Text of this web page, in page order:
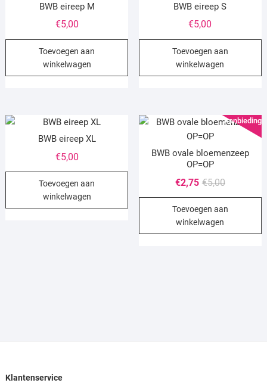
BWB eireep M
€5,00
Toevoegen aan
winkelwagen
BWB eireep S
€5,00
Toevoegen aan
winkelwagen
BWB eireep XL
€5,00
Toevoegen aan
winkelwagen
Aanbieding!
BWB ovale bloemenzeep
OP=OP
€5,00
prijs
was:
€2,75
Huidige
prijs
is:
Toevoegen aan
winkelwagen
Klantenservice